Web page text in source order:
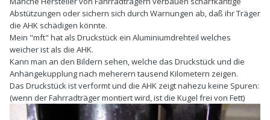
Abstützungen oder sichern sich durch Warnungen ab, daß ihr Träger
die AHK schädigen könnte.
Mein "mft" hat als Druckstück ein Aluminiumdrehteil welches
weicher ist als die AHK.
Kann man an den Bildern sehen, welche das Druckstück und die
Anhängekupplung nach meherern tausend Kilometern zeigen.
Das Druckstück ist verformt und die AHK zeigt nahezu keine Spuren:
(wenn der Fahrradträger montiert wird, ist die Kugel frei von Fett)